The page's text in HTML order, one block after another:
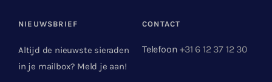
NIEUWSBRIEF
Altijd de nieuwste sieraden
in je mailbox? Meld je aan!
CONTACT
Telefoon +31 6 12 37 12 30